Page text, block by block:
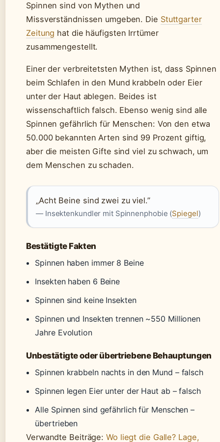
Spinnen sind von Mythen und
Missverständnissen umgeben. Die Stuttgarter
Zeitung hat die häufigsten Irrtümer
zusammengestellt.
Einer der verbreitetsten Mythen ist, dass Spinnen
beim Schlafen in den Mund krabbeln oder Eier
unter der Haut ablegen. Beides ist
wissenschaftlich falsch. Ebenso wenig sind alle
Spinnen gefährlich für Menschen: Von den etwa
50.000 bekannten Arten sind 99 Prozent giftig,
aber die meisten Gifte sind viel zu schwach, um
dem Menschen zu schaden.
„Acht Beine sind zwei zu viel.”
— Insektenkundler mit Spinnenphobie (Spiegel)
Bestätigte Fakten
Spinnen haben immer 8 Beine
Insekten haben 6 Beine
Spinnen sind keine Insekten
Spinnen und Insekten trennen ~550 Millionen
Jahre Evolution
Unbestätigte oder übertriebene Behauptungen
Spinnen krabbeln nachts in den Mund – falsch
Spinnen legen Eier unter der Haut ab – falsch
Alle Spinnen sind gefährlich für Menschen –
übertrieben
Verwandte Beiträge: Wo liegt die Galle? Lage,